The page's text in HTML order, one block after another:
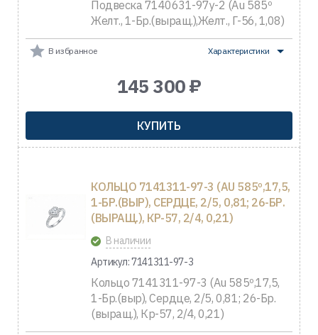
Подвеска 7140631-97y-2 (Au 585º
Желт., 1-Бр.(выращ.),Желт., Г-56, 1,08)
В избранное Характеристики
145 300 ₽
КУПИТЬ
КОЛЬЦО 7141311-97-3 (AU 585º,17,5,
1-БР.(ВЫР), СЕРДЦЕ, 2/5, 0,81; 26-БР.
(ВЫРАЩ.), КР-57, 2/4, 0,21)
В наличии
Артикул: 7141311-97-3
Кольцо 7141311-97-3 (Au 585º,17,5,
1-Бр.(выр), Сердце, 2/5, 0,81; 26-Бр.
(выращ.), Кр-57, 2/4, 0,21)